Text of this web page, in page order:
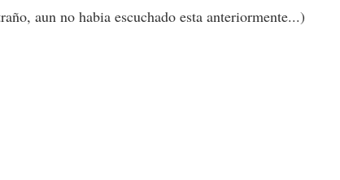
aun no habia escuchado esta anteriormente...)